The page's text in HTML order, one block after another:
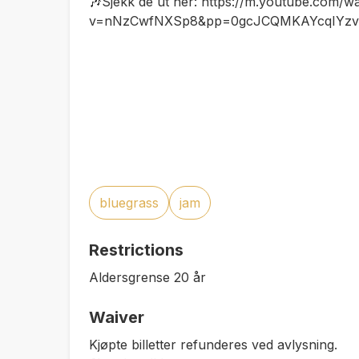
v=nNzCwfNXSp8&pp=0gcJCQMKAYcqIYzv
bluegrass jam
Restrictions
Aldersgrense 20 år
Waiver
Kjøpte billetter refunderes ved avlysning.